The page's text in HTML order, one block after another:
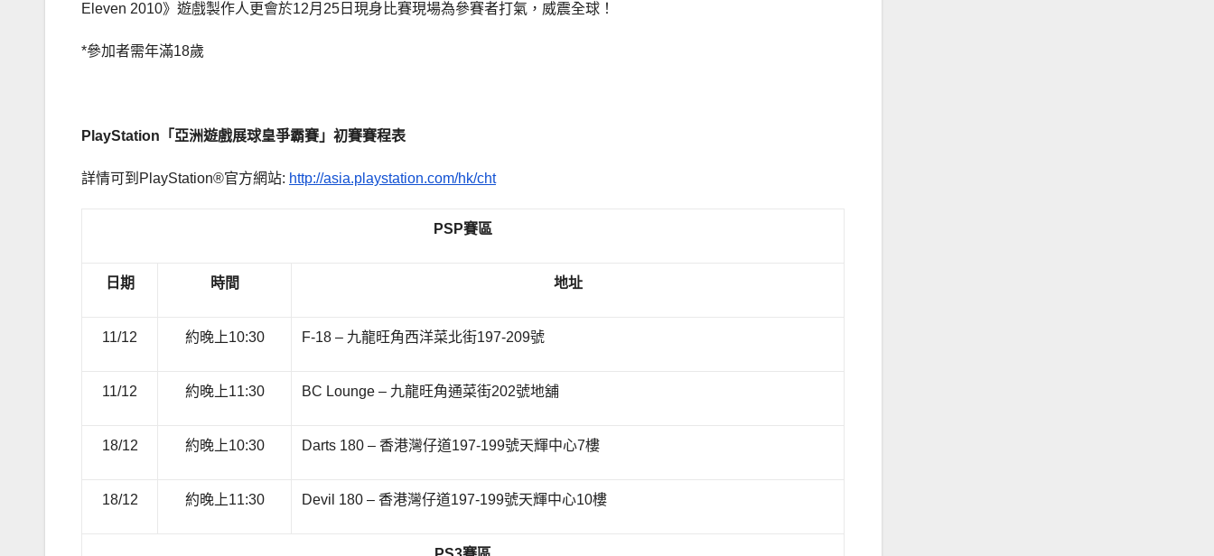
Eleven 2010》遊戲製作人更會於12月25日現身比賽現場為參賽者打氣，威震全球！
*參加者需年滿18歲
PlayStation 「亞洲遊戲展球皇爭霸賽」初賽賽程表
詳情可到PlayStation®官方網站: http://asia.playstation.com/hk/cht
PSP賽區
日期 時間 地址
11/12 約晚上10:30 F-18 – 九龍旺角西洋菜北街197-209號
11/12 約晚上11:30 BC Lounge – 九龍旺角通菜街202號地舖
18/12 約晚上10:30 Darts 180 – 香港灣仔道197-199號天輝中心7樓
18/12 約晚上11:30 Devil 180 – 香港灣仔道197-199號天輝中心10樓